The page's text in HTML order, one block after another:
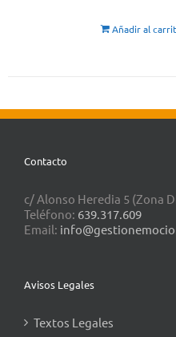
Añadir al
Contacto
c/ Alonso Heredia 5 (Zona
Teléfono: 639.317.609
Email:
Avisos Legales
Textos Legales